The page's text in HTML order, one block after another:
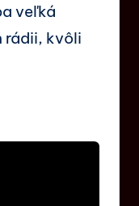
veľká
rádii, kvôli